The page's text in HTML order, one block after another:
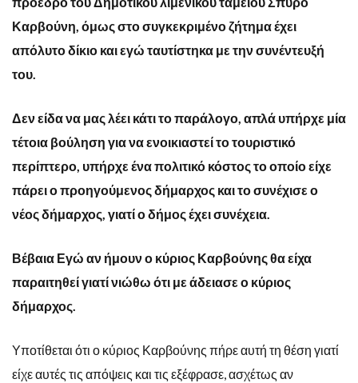
Καρβούνη, όμως στο συγκεκριμένο ζήτημα έχει
απόλυτο δίκιο και εγώ ταυτίστηκα με την συνέντευξή
του.
Δεν είδα να μας λέει κάτι το παράλογο, απλά υπήρχε μία
τέτοια βούληση για να ενοικιαστεί το τουριστικό
περίπτερο, υπήρχε ένα πολιτικό κόστος το οποίο είχε
πάρει ο προηγούμενος δήμαρχος και το συνέχισε ο
νέος δήμαρχος, γιατί ο δήμος έχει συνέχεια.
Βέβαια Εγώ αν ήμουν ο κύριος Καρβούνης θα είχα
παραιτηθεί γιατί νιώθω ότι με άδειασε ο κύριος
δήμαρχος.
Υποτίθεται ότι ο κύριος Καρβούνης πήρε αυτή τη θέση γιατί
είχε αυτές τις απόψεις και τις εξέφρασε, ασχέτως αν